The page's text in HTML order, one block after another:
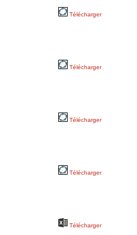
Télécharger
Télécharger
Télécharger
Télécharger
Télécharger